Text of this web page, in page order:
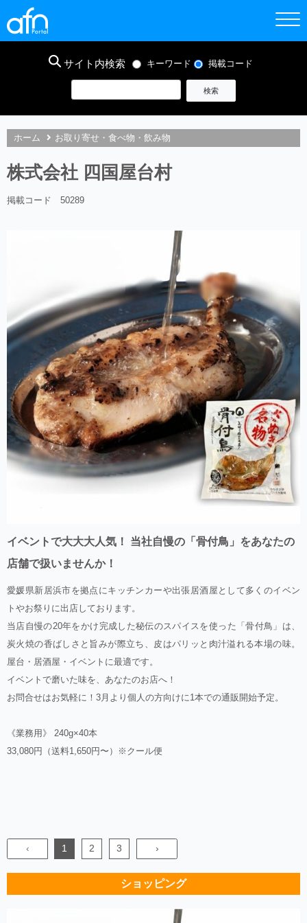
サイト内検索 キーワード 掲載コード
ホーム お取り寄せ・食べ物・飲み物
株式会社 四国屋台村
掲載コード 50289
イベントで大大大人気！ 当社自慢の「骨付鳥」をあなたの
店舗で扱いませんか！
愛媛県新居浜市を拠点にキッチンカーや出張居酒屋として多くのイベン
トやお祭りに出店しております。
当店自慢の20年をかけ完成した秘伝のスパイスを使った「骨付鳥」は、
炭火焼の香ばしさと旨みが際立ち、皮はパリッと肉汁溢れる本場の味。
屋台・居酒屋・イベントに最適です。
イベントで磨いた味を、あなたのお店へ！
お問合せはお気軽に！3月より個人の方向けに1本での通販開始予定。
《業務用》 240g×40本
33,080円（送料1,650円〜）※クール便
‹ 1 2 3 ›
ショッピング